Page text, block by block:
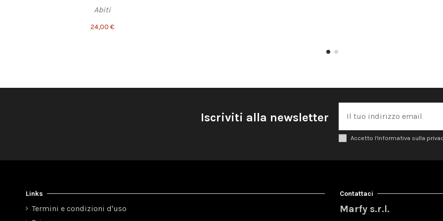
Abiti
24,00 €
Iscriviti alla newsletter
Accetto l'informativa sulla
Links
Termini e condizioni d'uso
Contattaci
Marfy s.r.l.